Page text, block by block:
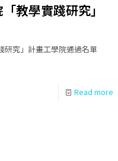
教學實踐研究」
研究」計畫工學院通過名單
Read more